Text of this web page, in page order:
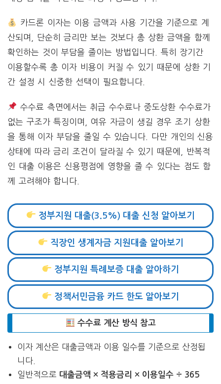
카드론 이자는 이용 금액과 사용 기간을 기준으로 계
산되며, 단순히 금리만 보는 것보다 총 상환 금액을 함께
확인하는 것이 부담을 줄이는 방법입니다. 특히 장기간
이용할수록 총 이자 비용이 커질 수 있기 때문에 상환 기
간 설정 시 신중한 선택이 필요합니다.
수수료 측면에서는 취급 수수료나 중도상환 수수료가
없는 구조가 특징이며, 여유 자금이 생길 경우 조기 상환
을 통해 이자 부담을 줄일 수 있습니다. 다만 개인의 신용
상태에 따라 금리 조건이 달라질 수 있기 때문에, 반복적
인 대출 이용은 신용평점에 영향을 줄 수 있다는 점도 함
께 고려해야 합니다.
정부지원 대출(3.5%) 대출 신청 알아보기
직장인 생계자금 지원대출 알아보기
정부지원 특례보증 대출 알아하기
정책서민금융 카드 한도 알아보기
수수료 계산 방식 참고
이자 계산은 대출금액과 이용 일수를 기준으로 산정됩
니다.
일반적으로 대출금액 × 적용금리 × 이용일수 ÷ 365